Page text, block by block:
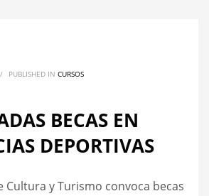
/ PUBLISHED IN CURSOS
BECAS EN
DEPORTIVAS
Cultura y Turismo convoca becas